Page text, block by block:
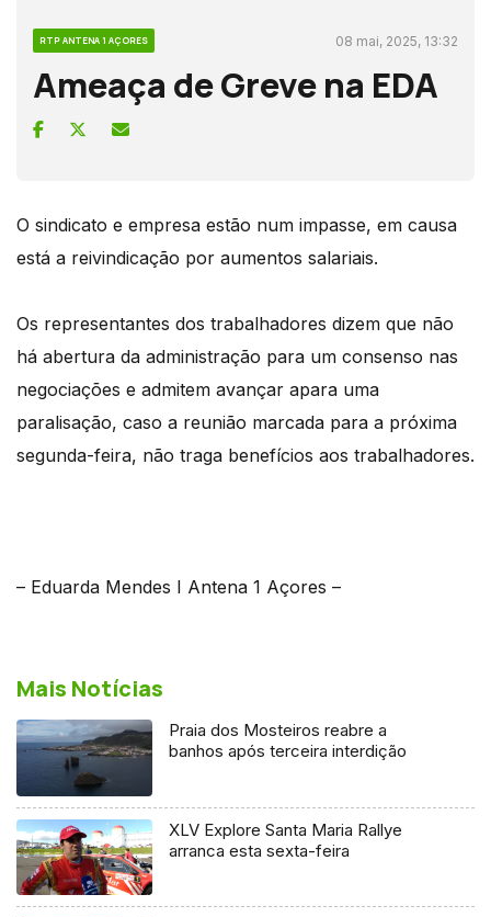
RTP ANTENA 1 AÇORES 08 mai, 2025, 13:32
Ameaça de Greve na EDA
O sindicato e empresa estão num impasse, em causa
está a reivindicação por aumentos salariais.
Os representantes dos trabalhadores dizem que não
há abertura da administração para um consenso nas
negociações e admitem avançar apara uma
paralisação, caso a reunião marcada para a próxima
segunda-feira, não traga benefícios aos trabalhadores.
– Eduarda Mendes I Antena 1 Açores –
Mais Notícias
Praia dos Mosteiros reabre a
banhos após terceira interdição
XLV Explore Santa Maria Rallye
arranca esta sexta-feira